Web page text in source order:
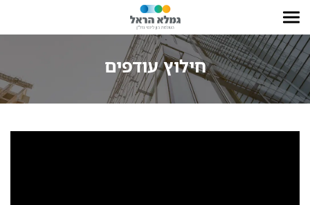
חילוץ עודפים